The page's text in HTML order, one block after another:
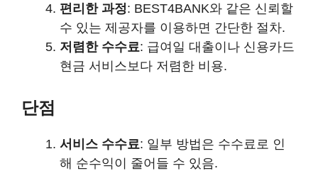
편리한 과정: BEST4BANK와 같은 신뢰할
수 있는 제공자를 이용하면 간단한 절차.
저렴한 수수료: 급여일 대출이나 신용카드
현금 서비스보다 저렴한 비용.
단점
서비스 수수료: 일부 방법은 수수료로 인
해 순수익이 줄어들 수 있음.